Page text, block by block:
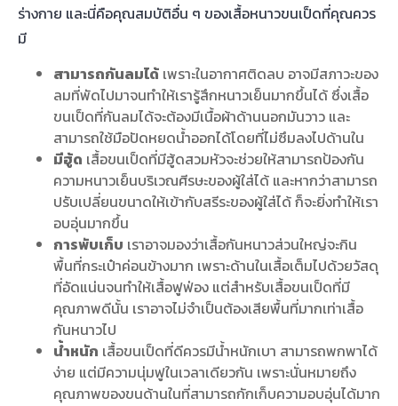
ร่างกาย และนี่คือคุณสมบัติอื่น ๆ ของเสื้อหนาวขนเป็ดที่คุณควร
มี
สามารถกันลมได้ เพราะในอากาศติดลบ อาจมีสภาวะของ
ลมที่พัดไปมาจนทำให้เรารู้สึกหนาวเย็นมากขึ้นได้ ซึ่งเสื้อ
ขนเป็ดที่กันลมได้จะต้องมีเนื้อผ้าด้านนอกมันวาว และ
สามารถใช้มือปัดหยดน้ำออกได้โดยที่ไม่ซึมลงไปด้านใน
มีฮู้ด เสื้อขนเป็ดที่มีฮู้ดสวมหัวจะช่วยให้สามารถป้องกัน
ความหนาวเย็นบริเวณศีรษะของผู้ใส่ได้ และหากว่าสามารถ
ปรับเปลี่ยนขนาดให้เข้ากับสรีระของผู้ใส่ได้ ก็จะยิ่งทำให้เรา
อบอุ่นมากขึ้น
การพับเก็บ เราอาจมองว่าเสื้อกันหนาวส่วนใหญ่จะกิน
พื้นที่กระเป๋าค่อนข้างมาก เพราะด้านในเสื้อเต็มไปด้วยวัสดุ
ที่อัดแน่นจนทำให้เสื้อฟูฟ่อง แต่สำหรับเสื้อขนเป็ดที่มี
คุณภาพดีนั้น เราอาจไม่จำเป็นต้องเสียพื้นที่มากเท่าเสื้อ
กันหนาวไป
น้ำหนัก เสื้อขนเป็ดที่ดีควรมีน้ำหนักเบา สามารถพกพาได้
ง่าย แต่มีความนุ่มฟูในเวลาเดียวกัน เพราะนั่นหมายถึง
คุณภาพของขนด้านในที่สามารถกักเก็บความอบอุ่นได้มาก